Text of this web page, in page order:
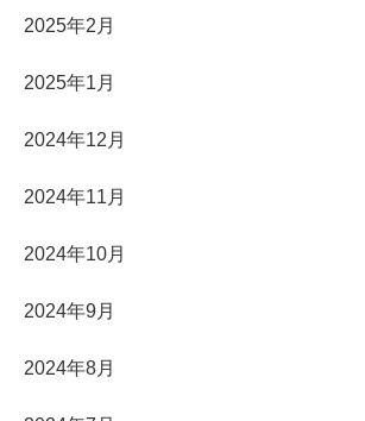
2025年2月
2025年1月
2024年12月
2024年11月
2024年10月
2024年9月
2024年8月